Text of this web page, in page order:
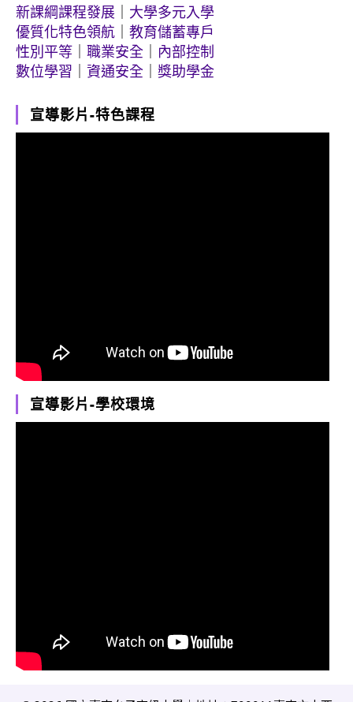
新課綱課程發展
大學多元入學
優質化特色領航
教育儲蓄專戶
性別平等
職業安全
內部控制
數位學習
資通安全 獎助學金
宣導影片-特色課程
宣導影片-學校環境